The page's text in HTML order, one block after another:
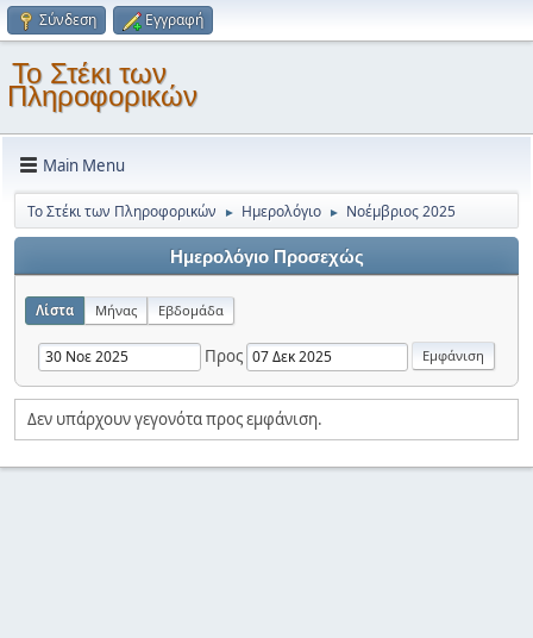
Σύνδεση Εγγραφή
Το Στέκι των
Πληροφορικών
Main Menu
Το Στέκι των Πληροφορικών ► Ημερολόγιο ► Νοέμβριος 2025
Ημερολόγιο Προσεχώς
Λίστα Μήνας Εβδομάδα
Προς
Δεν υπάρχουν γεγονότα προς εμφάνιση.